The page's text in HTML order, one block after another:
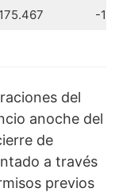
175.467 -
del
anoche del
de
a través
previos